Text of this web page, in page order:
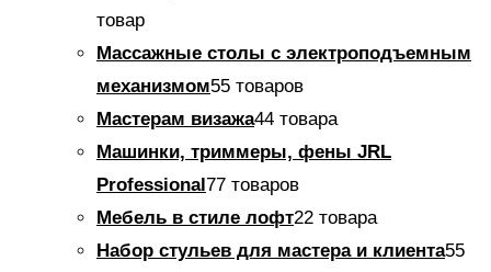
товар
Массажные столы с электроподъемным
механизмом55 товаров
Мастерам визажа44 товара
Машинки, триммеры, фены JRL
Professional77 товаров
Мебель в стиле лофт22 товара
Набор стульев для мастера и клиента55